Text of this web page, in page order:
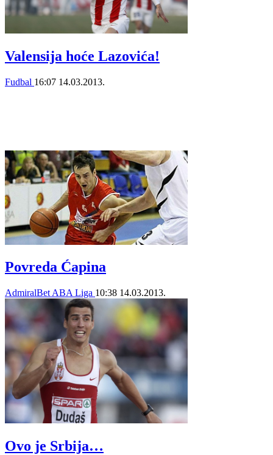
Valensija hoće Lazovića!
Fudbal 16:07 14.03.2013.
Povreda Ćapina
AdmiralBet ABA Liga 10:38 14.03.2013.
Ovo je Srbija…